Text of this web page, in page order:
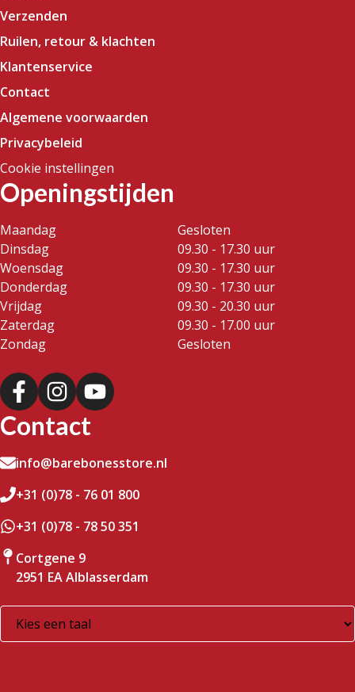
Verzenden
Ruilen, retour & klachten
Klantenservice
Contact
Algemene voorwaarden
Privacybeleid
Cookie instellingen
Openingstijden
Maandag
Gesloten
Dinsdag
09.30 - 17.30 uur
Woensdag
09.30 - 17.30 uur
Donderdag
09.30 - 17.30 uur
Vrijdag
09.30 - 20.30 uur
Zaterdag
09.30 - 17.00 uur
Zondag
Gesloten
Contact
info@barebonesstore.nl
+31 (0)78 - 76 01 800
+31 (0)78 - 78 50 351
Cortgene 9
2951 EA Alblasserdam